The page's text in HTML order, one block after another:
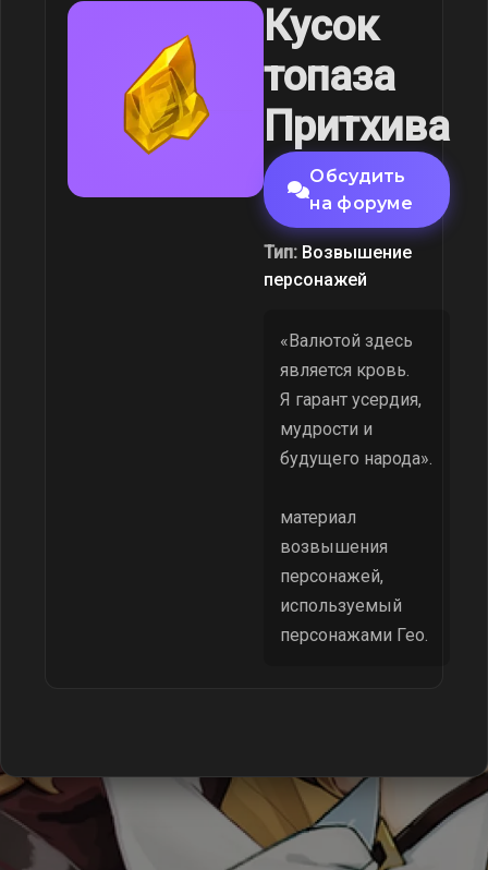
Кусок
топаза
Притхива
Обсудить
на форуме
Тип: Возвышение
персонажей
«Валютой здесь
является кровь.
Я гарант усердия,
мудрости и
будущего народа».
материал
возвышения
персонажей,
используемый
персонажами Гео.